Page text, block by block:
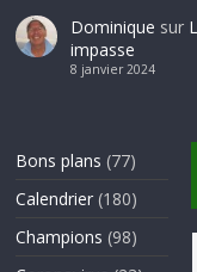
Dominique sur
impasse
8 janvier 2024
Bons plans (77)
Calendrier (180)
Champions (98)